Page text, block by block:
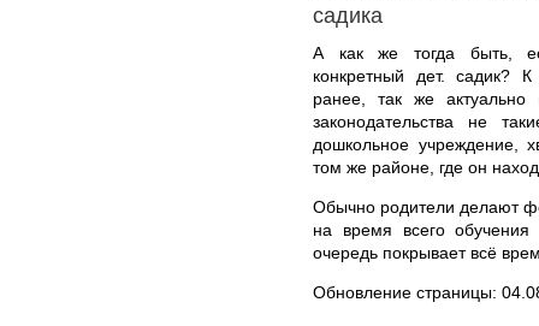
садика
А как же тогда быть,
конкретный дет. садик?
ранее, так же актуально
законодательства не
дошкольное учреждение,
том же районе, где он
Обычно родители делают
на время всего
очередь покрывает всё
Обновление страницы: